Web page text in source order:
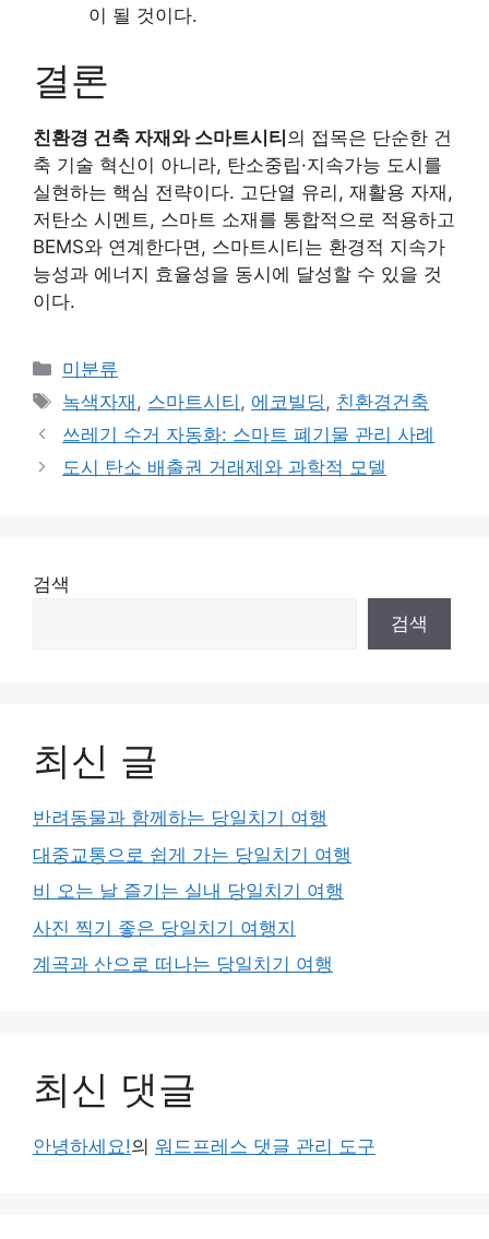
이 될 것이다.
결론
친환경 건축 자재와 스마트시티 의 접목은 단순한 건
축 기술 혁신이 아니라, 탄소중립·지속가능 도시를
실현하는 핵심 전략이다. 고단열 유리, 재활용 자재,
저탄소 시멘트, 스마트 소재를 통합적으로 적용하고
BEMS와 연계한다면, 스마트시티는 환경적 지속가
능성과 에너지 효율성을 동시에 달성할 수 있을 것
이다.
카
테
리
미분류
태
그
녹색자재 , 스마트시티 , 에코빌딩, 친환경건축
쓰레기 수거 자동화: 스마트 폐기물 관리 사례
도시 탄소 배출권 거래제와 과학적 모델
검색
검색
최신 글
반려동물과 함께하는 당일치기 여행
대중교통으로 쉽게 가는 당일치기 여행
비 오는 날 즐기는 실내 당일치기 여행
사진 찍기 좋은 당일치기 여행지
계곡과 산으로 떠나는 당일치기 여행
최신 댓글
안녕하세요!의 워드프레스 댓글 관리 도구